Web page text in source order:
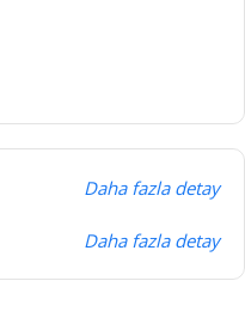
Daha fazla detay
Daha fazla detay